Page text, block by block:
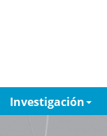
Investigación